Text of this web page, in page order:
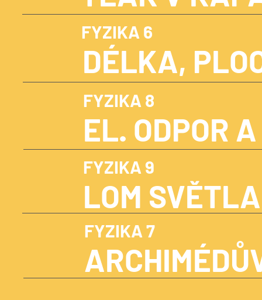
FYZIKA 6
DÉLKA,
FYZIKA 8
EL. ODPOR
FYZIKA 9
LOM
FYZIKA 7